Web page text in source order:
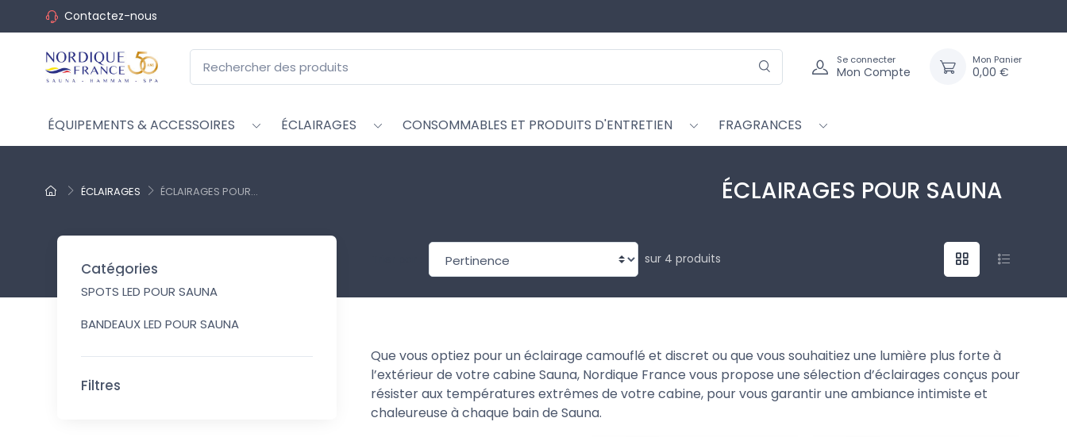
Contactez-nous
Se connecter
Mon Compte
Mon Panier
0,00 €
ÉQUIPEMENTS & ACCESSOIRES ÉCLAIRAGES CONSOMMABLES ET PRODUITS D'ENTRETIEN FRAGRANCES
ÉCLAIRAGES ÉCLAIRAGES POUR... ÉCLAIRAGES POUR SAUNA
Catégories
SPOTS LED POUR SAUNA
BANDEAUX LED POUR SAUNA
Filtres
sur 4 produits
Que vous optiez pour un éclairage camouflé et discret ou que vous souhaitiez une lumière plus forte à
l’extérieur de votre cabine Sauna, Nordique France vous propose une sélection d’éclairages conçus pour
résister aux températures extrêmes de votre cabine, pour vous garantir une ambiance intimiste et
chaleureuse à chaque bain de Sauna.